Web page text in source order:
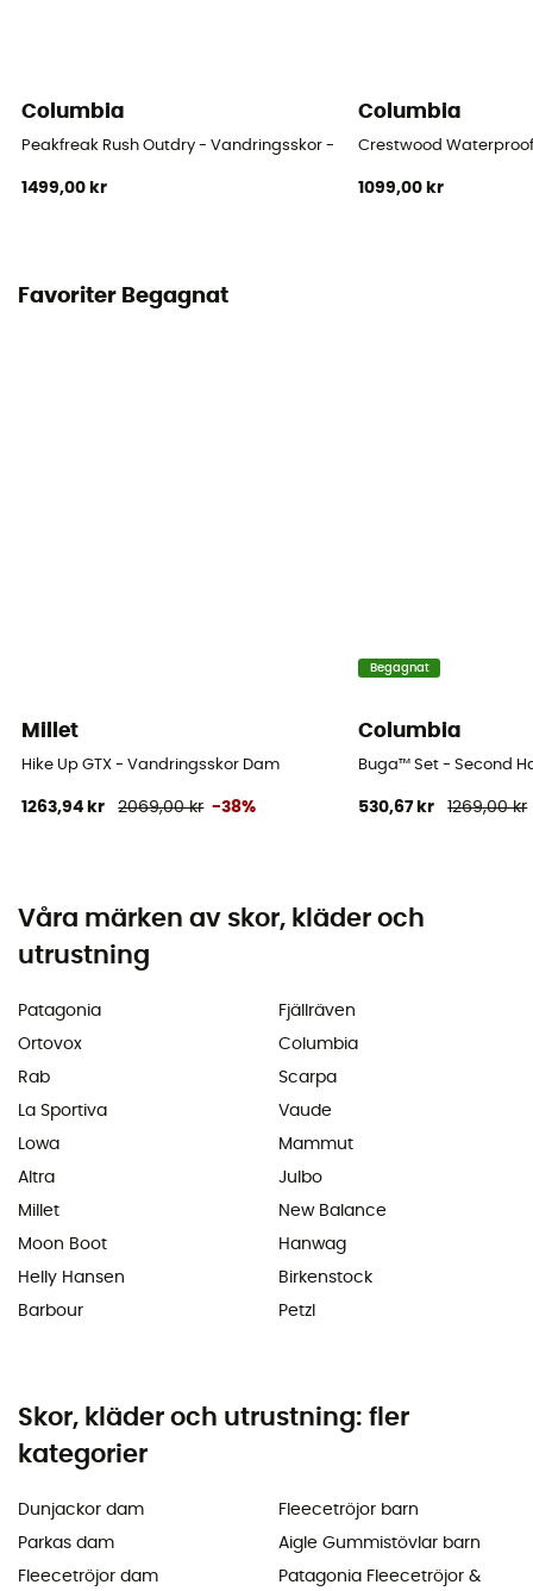
Columbia
Peakfreak Rush Outdry - Vandringsskor - Dam
1499,00 kr
Columbia
Crestwood
1099,00 kr
Favoriter Begagnat
Millet
Hike Up GTX - Vandringsskor Dam
1263,94 kr 2069,00 kr -38%
Begagnat
Columbia
Buga™ Set - Second
530,67 kr 1269,00 kr
Våra märken av skor, kläder och
utrustning
Patagonia
Ortovox
Rab
La Sportiva
Lowa
Altra
Millet
Moon Boot
Helly Hansen
Barbour
Fjällräven
Columbia
Scarpa
Vaude
Mammut
Julbo
New Balance
Hanwag
Birkenstock
Petzl
Skor, kläder och utrustning: fler
kategorier
Dunjackor dam
Parkas dam
Fleecetröjor dam
Fleecetröjor barn
Aigle Gummistövlar barn
Patagonia Fleecetröjor &